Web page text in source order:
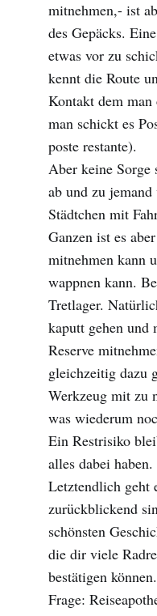
mitnehmen,- ist
des Gepäcks.
etwas vor zu
kennt die Route
Kontakt dem man
man schickt es
poste restante).
Aber keine Sorge
ab und zu
Städtchen mit
Ganzen ist es
mitnehmen kann
wappnen kann.
Tretlager.
kaputt gehen und
Reserve
gleichzeitig dazu
Werkzeug mit zu
was wiederum
Ein Restrisiko
alles dabei haben.
Letztendlich geht
zurückblickend
schönsten
die dir viele
bestätigen können.
Frage: